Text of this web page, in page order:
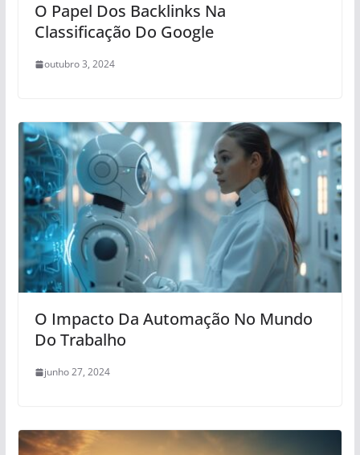
O Papel Dos Backlinks Na
Classificação Do Google
outubro 3, 2024
O Impacto Da Automação No Mundo
Do Trabalho
junho 27, 2024